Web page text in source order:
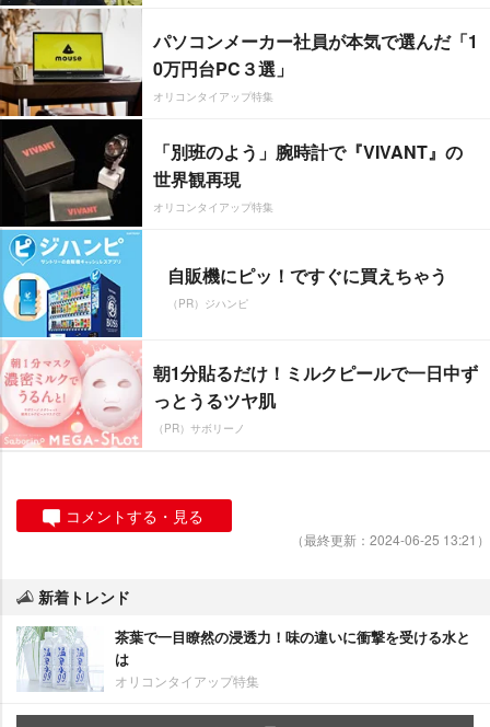
パソコンメーカー社員が本気で選んだ「1
0万円台PC３選」
オリコンタイアップ特集
「別班のよう」腕時計で『VIVANT』の
世界観再現
オリコンタイアップ特集
自販機にピッ！ですぐに買えちゃう
（PR）ジハンピ
朝1分貼るだけ！ミルクピールで一日中ず
っとうるツヤ肌
（PR）サボリーノ
コメントする・見る
（最終更新：2024-06-25 13:21）
新着トレンド
茶葉で一目瞭然の浸透力！味の違いに衝撃を受ける水と
は
オリコンタイアップ特集